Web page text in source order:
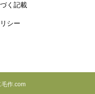
く記載
シー
作.com